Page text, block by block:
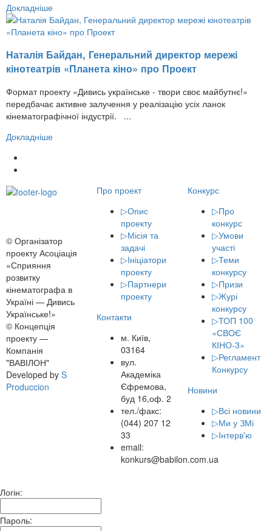
Докладніше
Наталія Байдан, Генеральний директор мережі
кінотеатрів «Планета кіно» про Проект
Формат проекту «Дивись українське - твори своє майбутнє!»
передбачає активне залучення у реалізацію усіх ланок
кінематографічної індустрії. ...
Докладніше
© Організатор
проекту Асоціація
«Сприяння
розвитку
кінематографа в
Україні — Дивись
Українське!»
© Концепція
проекту —
Компанія
"ВАВІЛОН"
Developed by S
Produccion
Про проект
▷Опис
проекту
▷Місія та
задачі
▷Ініціатори
проекту
▷Партнери
проекту
Контакти
м. Київ,
03164
вул.
Академіка
Єфремова,
буд 16,оф. 2
тел./факс:
(044) 207 12
33
email:
konkurs@babilon.com.ua
Конкурс
▷Про
конкурс
▷Умови
участі
▷Теми
конкурсу
▷Призи
▷Журі
конкурсу
▷ТОП 100
«СВОЄ
КІНО-3»
▷Регламент
Конкурсу
Новини
▷Всі новини
▷Ми у ЗМі
▷Інтерв'ю
Логін:
Пароль: